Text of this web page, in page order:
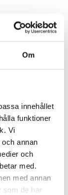
Om
innehållet
funktioner
Vi
annan
och
med.
med annan
som de har